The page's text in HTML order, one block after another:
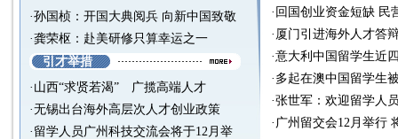
·孙国桢：开国大典阅兵 向新中国致敬
·龚荣枢：赴美研修只算幸运之一
引才举措
· 山西“求贤若渴” 广揽高端人才
·无锡出台海外高层次人才创业政策
· 留学人员广州科技交流会将于12月举
· 回国创业资金短缺 民
· 厦门引进海外人才答
·意大利中国留学生近
· 多起在澳中国留学生
·张世军：欢迎留学人
· 广州留交会12月举行